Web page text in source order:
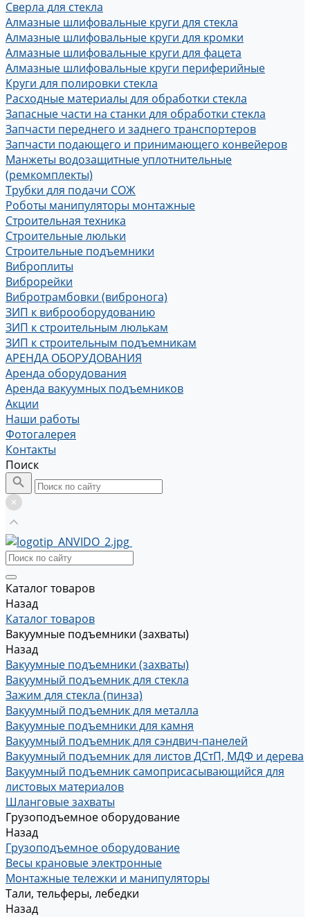
Сверла для стекла
Алмазные шлифовальные круги для стекла
Алмазные шлифовальные круги для кромки
Алмазные шлифовальные круги для фацета
Алмазные шлифовальные круги периферийные
Круги для полировки стекла
Расходные материалы для обработки стекла
Запасные части на станки для обработки стекла
Запчасти переднего и заднего транспортеров
Запчасти подающего и принимающего конвейеров
Манжеты водозащитные уплотнительные
(ремкомплекты)
Трубки для подачи СОЖ
Роботы манипуляторы монтажные
Строительная техника
Строительные люльки
Строительные подъемники
Виброплиты
Виброрейки
Вибротрамбовки (вибронога)
ЗИП к виброоборудованию
ЗИП к строительным люлькам
ЗИП к строительным подъемникам
АРЕНДА ОБОРУДОВАНИЯ
Аренда оборудования
Аренда вакуумных подъемников
Акции
Наши работы
Фотогалерея
Контакты
Поиск
Каталог товаров
Назад
Каталог товаров
Вакуумные подъемники (захваты)
Назад
Вакуумные подъемники (захваты)
Вакуумный подъемник для стекла
Зажим для стекла (пинза)
Вакуумный подъемник для металла
Вакуумные подъемники для камня
Вакуумный подъемник для сэндвич-панелей
Вакуумный подъемник для листов ДСтП, МДФ и дерева
Вакуумный подъемник самоприсасывающийся для
листовых материалов
Шланговые захваты
Грузоподъемное оборудование
Назад
Грузоподъемное оборудование
Весы крановые электронные
Монтажные тележки и манипуляторы
Тали, тельферы, лебедки
Назад